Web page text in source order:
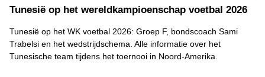
Tunesië op het wereldkampioenschap voetbal 2026
Tunesië op het WK voetbal 2026: Groep F, bondscoach Sami
Trabelsi en het wedstrijdschema. Alle informatie over het
Tunesische team tijdens het toernooi in Noord-Amerika.